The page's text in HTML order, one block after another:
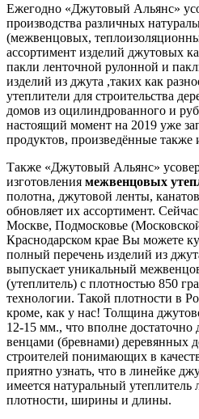
Ежегодно «Джутовый Альянс»
производства различных
(межвенцовых,
ассортимент изделий джутовых
пакли ленточной рулонной и
изделий из джута ,таких как
утеплители для строительства
домов из оцилиндрованного и
настоящий момент на 2019 уже
продуктов, произведённые также
Также «Джутовый Альянс»
изготовления межвенцовых
полотна, джутовой ленты,
обновляет их ассортимент.
Москве, Подмосковье
Краснодарском крае Вы можете
полный перечень изделий из
выпускает уникальный
(утеплитель) с плотностью 850
технологии. Такой плотности в
кроме, как у нас! Толщина
12-15 мм., что вполне достаточно
венцами (бревнами) деревянных
строителей понимающих в
приятно узнать, что в линейке
имеется натуральный утеплитель
плотности, ширины и длины.